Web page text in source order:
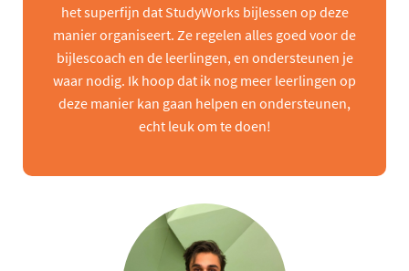
het superfijn dat StudyWorks bijlessen op deze
manier organiseert. Ze regelen alles goed voor de
bijlescoach en de leerlingen, en ondersteunen je
waar nodig. Ik hoop dat ik nog meer leerlingen op
deze manier kan gaan helpen en ondersteunen,
echt leuk om te doen!